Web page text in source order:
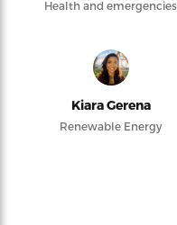
Health and emergencies
Kiara Gerena
Renewable Energy